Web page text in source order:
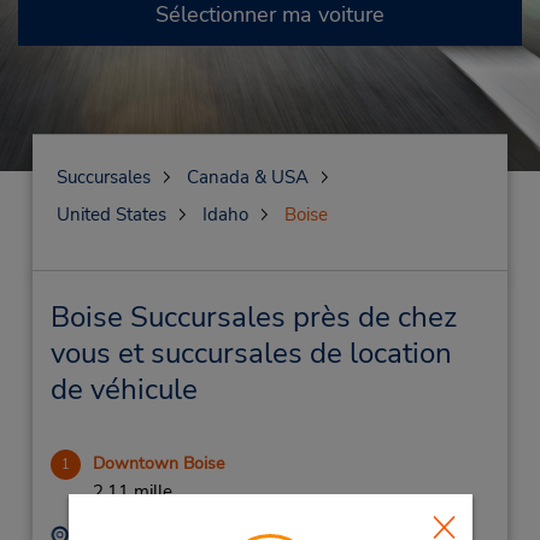
Sélectionner ma voiture
Succursales
Canada & USA
United States
Idaho Boise
Boise Succursales près de chez
vous et succursales de location
de véhicule
1 Downtown Boise
2.11 mille